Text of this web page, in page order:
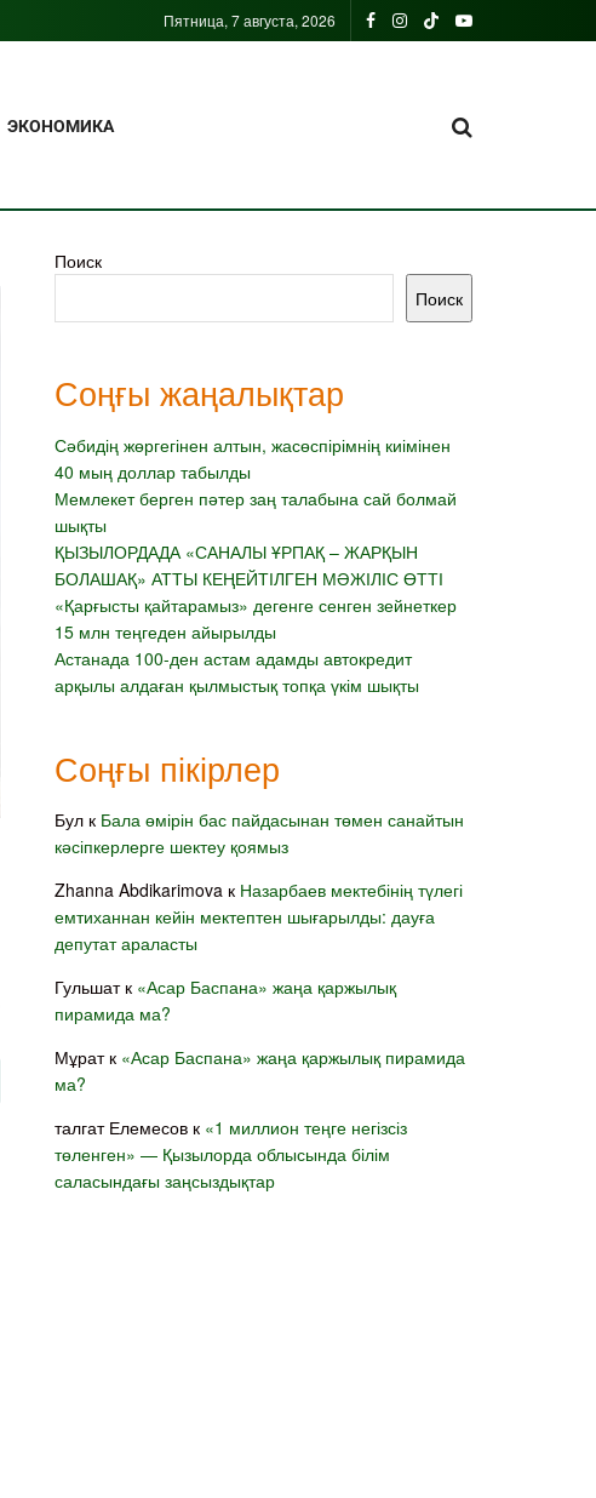
Пятница, 7 августа, 2026
ЭКОНОМИКА
Поиск
Поиск
Соңғы жаңалықтар
Сәбидің жөргегінен алтын, жасөспірімнің киімінен
40 мың доллар табылды
Мемлекет берген пәтер заң талабына сай болмай
шықты
ҚЫЗЫЛОРДАДА «САНАЛЫ ҰРПАҚ – ЖАРҚЫН
БОЛАШАҚ» АТТЫ КЕҢЕЙТІЛГЕН МӘЖІЛІС ӨТТІ
«Қарғысты қайтарамыз» дегенге сенген зейнеткер
15 млн теңгеден айырылды
Астанада 100-ден астам адамды автокредит
арқылы алдаған қылмыстық топқа үкім шықты
Соңғы пікірлер
Бул к Бала өмірін бас пайдасынан төмен санайтын
кәсіпкерлерге шектеу қоямыз
Zhanna Abdikarimova к Назарбаев мектебінің түлегі
емтиханнан кейін мектептен шығарылды: дауға
депутат араласты
Гульшатк «Асар Баспана» жаңа қаржылық
пирамида ма?
Мұратк «Асар Баспана» жаңа қаржылық пирамида
ма?
талгат Елемесов к «1 миллион теңге негізсіз
төленген» — Қызылорда облысында білім
саласындағы заңсыздықтар